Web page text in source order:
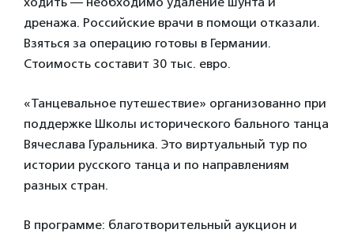
дренажа. Российские врачи в помощи отказали.
Взяться за операцию готовы в Германии.
Стоимость составит 30 тыс. евро.
«Танцевальное путешествие» организованно при
поддержке Школы исторического бального танца
Вячеслава Гуральника. Это виртуальный тур по
истории русского танца и по направлениям
разных стран.
В программе: благотворительный аукцион и